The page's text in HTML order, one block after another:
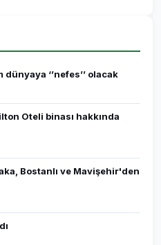
‘’nefes’’ olacak
Oteli binası hakkında
Bostanlı ve Mavişehir'den